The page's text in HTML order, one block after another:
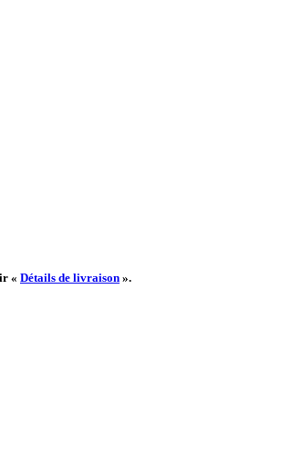
« Détails de livraison ».